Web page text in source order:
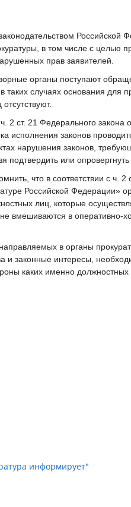
Российской
в том числе с целью
прав заявителей.
органы поступают
таких случаях основания для
ст. 21 Федерального закона
исполнения законов
нарушения законов,
подтвердить или
что в соответствии с ч. 2
Российской Федерации»
лиц, которые
вмешиваются в оперативно-
в органы
и законные интересы,
каких именно должностных
В.С.
информирует"